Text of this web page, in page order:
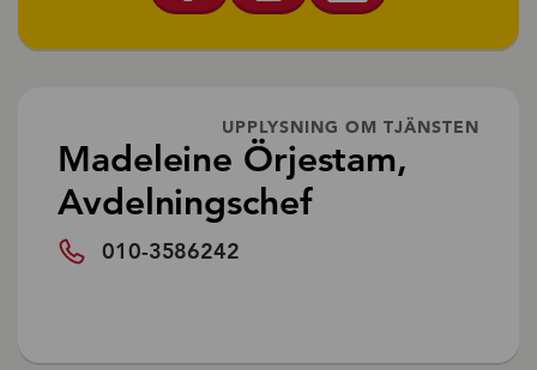
UPPLYSNING OM TJÄNSTEN
Madeleine Örjestam,
Avdelningschef
010-3586242